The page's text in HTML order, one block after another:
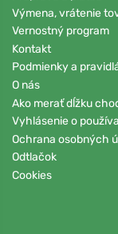
Výmena, vrátenie
Vernostný program
Kontakt
Podmienky a
O nás
Ako merať dĺžku
Vyhlásenie o
Ochrana osobných
Odtlačok
Cookies